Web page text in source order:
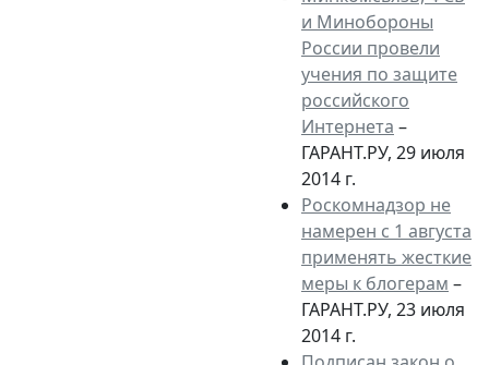
и Минобороны
России провели
учения по защите
российского
Интернета –
ГАРАНТ.РУ, 29 июля
2014 г.
Роскомнадзор не
намерен с 1 августа
применять жесткие
меры к блогерам –
ГАРАНТ.РУ, 23 июля
2014 г.